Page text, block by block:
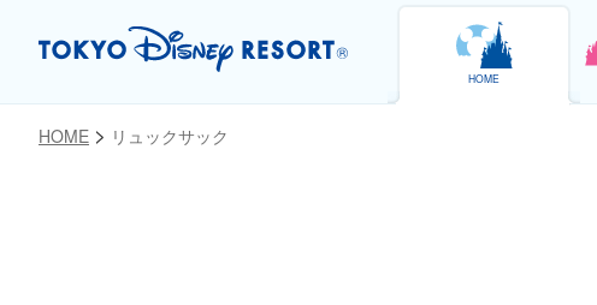
HOME
HOME リュックサック